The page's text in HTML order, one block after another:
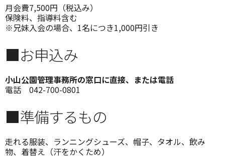
月会費7,500円（税込み）
保険料、指導料含む
※兄妹入会の場合、1名につき1,000円引き
■お申込み
小山公園管理事務所の窓口に直接、または電話
電話 042-700-0801
■準備するもの
走れる服装、ランニングシューズ、帽子、タオル、飲み
物、着替え（汗をかくため）